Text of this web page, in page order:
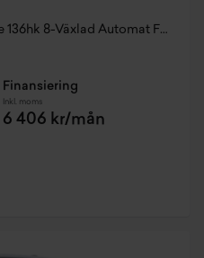
Skåp Trend 320l 2.0l Ecoblue 136hk 8-Växlad Automat FWD Diesel
Finansiering
Inkl. moms
6 406 kr/mån